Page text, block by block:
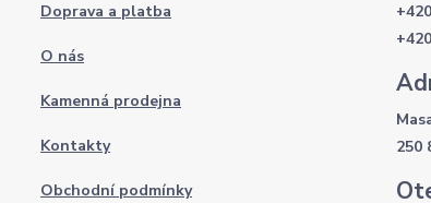
Doprava a platba
O nás
Kamenná prodejna
Kontakty
Obchodní podmínky
250